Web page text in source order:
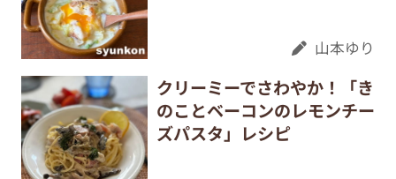
山本ゆり
クリーミーでさわやか！「き
のことベーコンのレモンチー
ズパスタ」レシピ